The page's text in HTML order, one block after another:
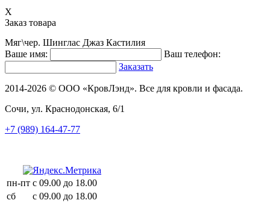
X
Заказ товара
Мяг\чер. Шинглас Джаз Кастилия
Ваше имя:
Ваш телефон:
Заказать
2014-2026 © ООО «КровЛэнд». Все для кровли и фасада.
Сочи, ул. Краснодонская, 6/1
+7 (989) 164-47-77
пн-пт с 09.00 до 18.00
сб
с 09.00 до 18.00